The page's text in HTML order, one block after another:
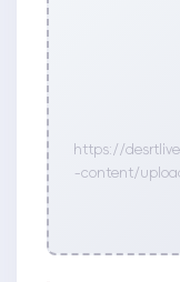
https://
-content/